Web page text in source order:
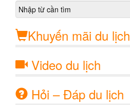
Khuyến mãi du lịch
Video du lịch
Hỏi – Đáp du lịch